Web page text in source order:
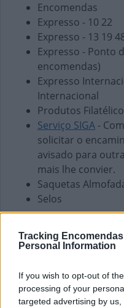
Tracking
Personal Information
If you wish to opt-out of
processing of your
targeted advertising by
Encomendas
Expresso - 10 22
Expresso - 13 19
Expresso - Ponto
encomendas)
Expresso
Internacional
Produtos
Serviço SIGA -
solicitar o
avisado para
mais lhe convier.
Saquetas
Selos
Envio de vales -
Pagamento de
Pagamento de
Pagamento de